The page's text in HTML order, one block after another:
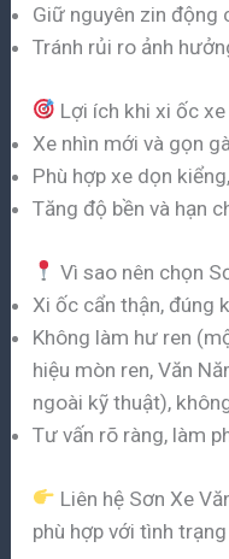
Giữ nguyên zin động
Tránh rủi ro ảnh
Lợi ích khi xi ốc
Xe nhìn mới và gọn
Phù hợp xe dọn
Tăng độ bền và hạn
Vì sao nên chọn
Xi ốc cẩn thận, đúng
Không làm hư ren
hiệu mòn ren, Văn
ngoài kỹ thuật),
Tư vấn rõ ràng, làm
Liên hệ Sơn Xe
phù hợp với tình trạng